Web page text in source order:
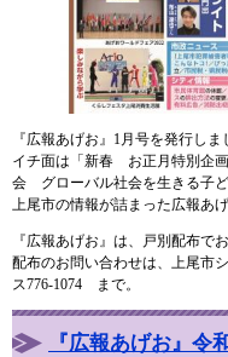
『広報あげお』1月号を発行しま
イチ面は「新春 お正月特別企
会 グローバル社会を生きる子ど
上尾市の情報が詰まった広報あ
『広報あげお』は、戸別配布で
配布のお問い合わせは、上尾市
ス776-1074 まで。
『広報あげお』令